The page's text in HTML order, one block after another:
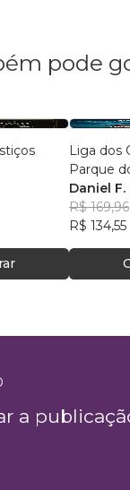
pode
Liga dos
Parque
Rumo ao
Daniel
R$ 169,96
R$ 134,55
a